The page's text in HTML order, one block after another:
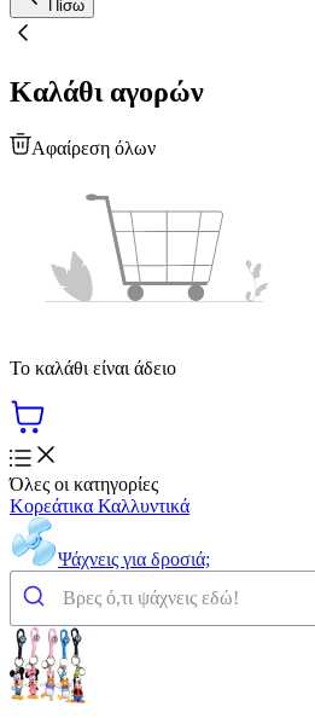
Πίσω
Καλάθι αγορών
Αφαίρεση όλων
Το καλάθι είναι άδειο
Όλες οι κατηγορίες
Κορεάτικα Καλλυντικά
Ψάχνεις για δροσιά;